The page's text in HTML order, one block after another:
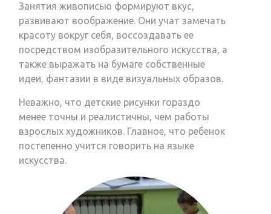
Занятия живописью формируют вкус,
развивают воображение. Они учат замечать
красоту вокруг себя, воссоздавать ее
посредством изобразительного искусства, а
также выражать на бумаге собственные
идеи, фантазии в виде визуальных образов.
Неважно, что детские рисунки гораздо
менее точны и реалистичны, чем работы
взрослых художников. Главное, что ребенок
постепенно учится говорить на языке
искусства.